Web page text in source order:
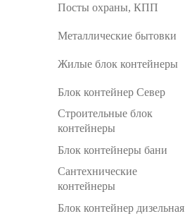
Посты охраны, КПП
Металлические бытовки
Жилые блок контейнеры
Блок контейнер Север
Строительные блок
контейнеры
Блок контейнеры бани
Сантехнические
контейнеры
Блок контейнер дизельная